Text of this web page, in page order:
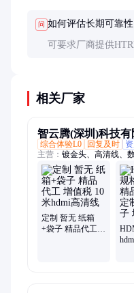
问 如何评估长期可靠性
可要求厂商提供
相关厂家
智云腾(深圳)科技有
综合体验L0
回复及时
主营： 镀金头、高清线、
定制 暂无 纸箱
+袋子 精品代工